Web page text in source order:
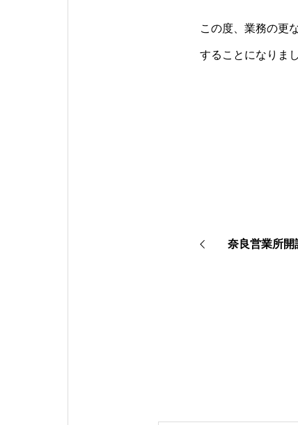
この度、業務の更
することになりま
奈良営業所開